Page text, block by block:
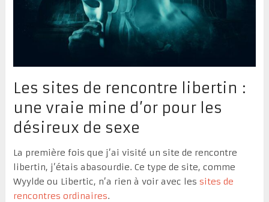
Les sites de rencontre libertin :
une vraie mine d’or pour les
désireux de sexe
La première fois que j’ai visité un site de rencontre
libertin, j’étais abasourdie. Ce type de site, comme
Wyylde ou Libertic, n’a rien à voir avec les sites de
rencontres ordinaires.